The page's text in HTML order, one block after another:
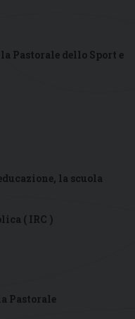
Pastorale dello Sport e
la scuola
( IRC )
Pastorale